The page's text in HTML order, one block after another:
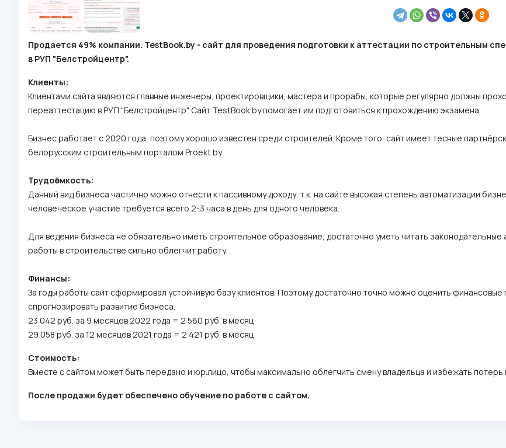
Продается 49% компании. TestBook.by - сайт для проведения подготовки к аттестации по строительным
в РУП "Белстройцентр".
Клиенты:
Клиентами сайта являются главные инженеры, проектировщики, мастера и прорабы, которые регулярно должны
переаттестацию в РУП "Белстройцентр". Сайт TestBook.by помогает им подготовиться к прохождению экзамена.
Бизнес работает с 2020 года, поэтому хорошо известен среди строителей. Кроме того, сайт имеет тесные
белорусским строительным порталом Proekt.by
Трудоёмкость:
Данный вид бизнеса частично можно отнести к пассивному доходу, т.к. на сайте высокая степень автоматизации
человеческое участие требуется всего 2-3 часа в день для одного человека.
Для ведения бизнеса не обязательно иметь строительное образование, достаточно уметь читать законодательные
работы в строительстве сильно облегчит работу.
Финансы:
За годы работы сайт сформировал устойчивую базу клиентов. Поэтому достаточно точно можно оценить финансовые
спрогнозировать развитие бизнеса.
23 042 руб. за 9 месяцев 2022 года = 2 560 руб. в месяц
29 058 руб. за 12 месяцев 2021 года = 2 421 руб. в месяц
Стоимость:
Вместе с сайтом может быть передано и юр.лицо, чтобы максимально облегчить смену владельца и избежать потерь
После продажи будет обеспечено обучение по работе с сайтом.